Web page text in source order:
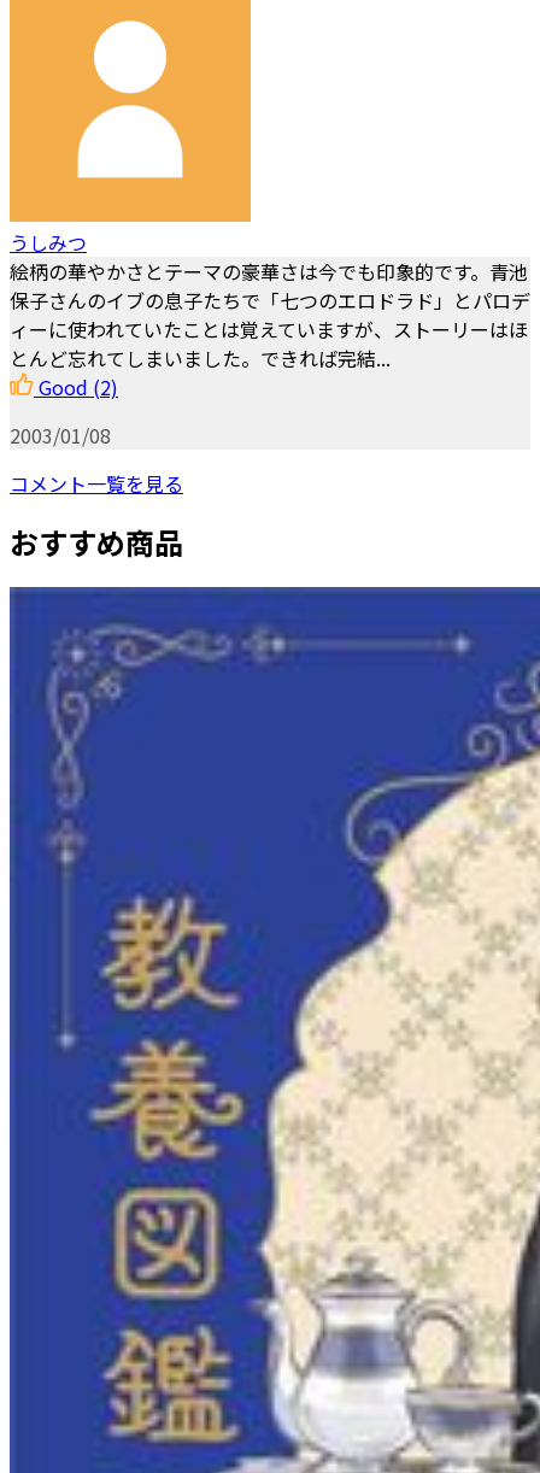
うしみつ
絵柄の華やかさとテーマの豪華さは今でも印象的です。青池
保子さんのイブの息子たちで「七つのエロドラド」とパロデ
ィーに使われていたことは覚えていますが、ストーリーはほ
とんど忘れてしまいました。できれば完結...
Good (2)
2003/01/08
コメント一覧を見る
おすすめ商品